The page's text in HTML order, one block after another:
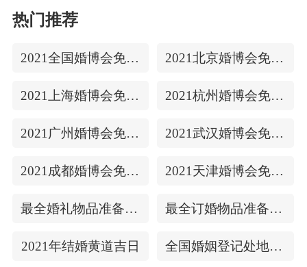
想走的人可以走了，想留下欣赏的人可以继续留
下。...
热门推荐
2021全国婚博会免费门票 2021北京婚博会免费门票
2021上海婚博会免费门票 2021杭州婚博会免费门票
2021广州婚博会免费门票 2021武汉婚博会免费门票
2021成都婚博会免费门票 2021天津婚博会免费门票
最全婚礼物品准备清单 最全订婚物品准备清单
2021年结婚黄道吉日 全国婚姻登记处地址/上下时间